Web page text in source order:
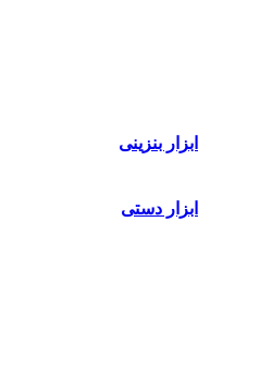
ابزار بنزینی
ابزار دستی